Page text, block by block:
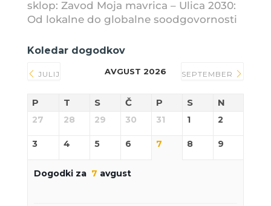
sklop: Zavod Moja mavrica – Ulica 2030:
Od lokalne do globalne soodgovornosti
Koledar dogodkov
JULIJ AVGUST 2026 SEPTEMBER
P T S Č P S N
27 28 29 30 31 1 2
3 4 5 6 7 8 9
Dogodki za 7 avgust